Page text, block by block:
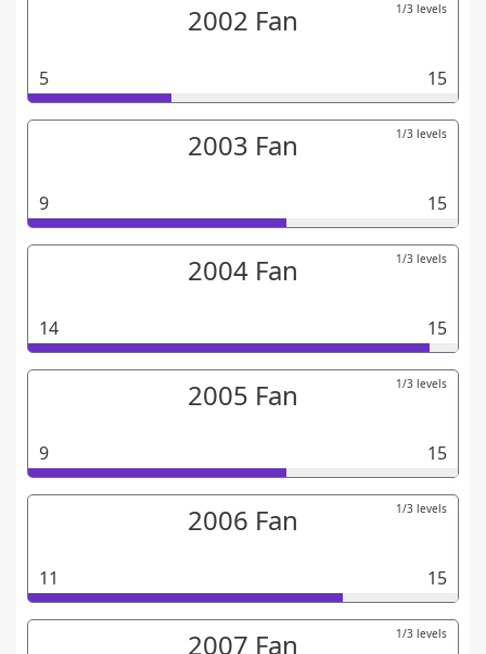
2002 Fan 1/3 levels
5 15
2003 Fan 1/3 levels
9 15
2004 Fan 1/3 levels
14 15
2005 Fan 1/3 levels
9 15
2006 Fan 1/3 levels
11 15
2007 Fan 1/3 levels